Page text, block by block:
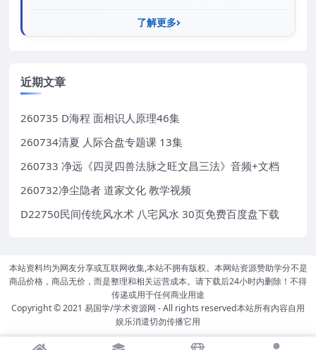
了解更多
近期文章
260735 D海程 面相识人原理46集
260734清夏 人际合盘专题课 13集
260733 净远《四灵四兽法脉之旺文昌三法》音频+文档
260732净尘隐者 道家文化 教学视频
D22750民间传统风水术 八宅风水 30页免费百度盘下载
本站资料均为网友分享或互联网收集,本站不拥有版权。本网站资源赞助学分不是
商品价格，商品无价，而是整理和相关运营成本。请下载后24小时内删除！不得
传递或用于任何商业用途
Copyright © 2021 易国学/学术资源网 - All rights reserved本站所有内容自用
娱乐消遣切勿传播它用